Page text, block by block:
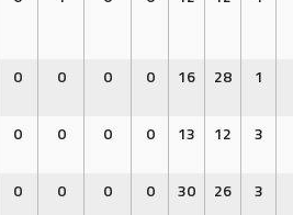
0 0 0 0 16 28 1
0 0 0 0 13 12 3
0 0 0 0 30 26 3